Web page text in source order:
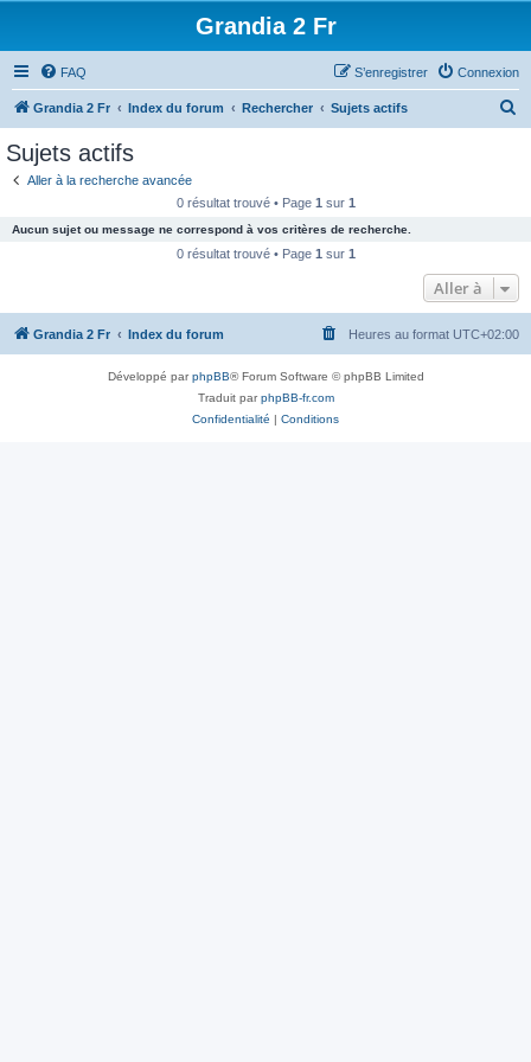
Grandia 2 Fr
FAQ Connexion
S’enregistrer
Grandia 2 Fr Index du forum Rechercher Sujets actifs
c
e
Sujets actifs
Aller à la recherche avancée
0 résultat trouvé • Page 1 sur 1
Aucun sujet ou message ne correspond à vos critères de recherche.
0 résultat trouvé • Page 1 sur 1
Aller à
Grandia 2 Fr Index du forum Heures au format UTC+02:00
Développé parphpBB® Forum Software © phpBB Limited
Traduit parphpBB-fr.com
Confidentialité | Conditions